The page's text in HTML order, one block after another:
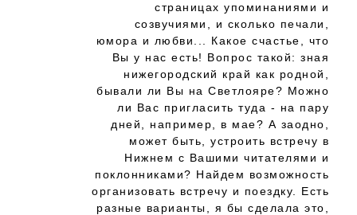
страницах упоминаниями и
созвучиями, и сколько печали,
юмора и любви... Какое счастье, что
Вы у нас есть! Вопрос такой: зная
нижегородский край как родной,
бывали ли Вы на Светлояре? Можно
ли Вас пригласить туда - на пару
дней, например, в мае? А заодно,
может быть, устроить встречу в
Нижнем с Вашими читателями и
поклонниками? Найдем возможность
организовать встречу и поездку. Есть
разные варианты, я бы сделала это,